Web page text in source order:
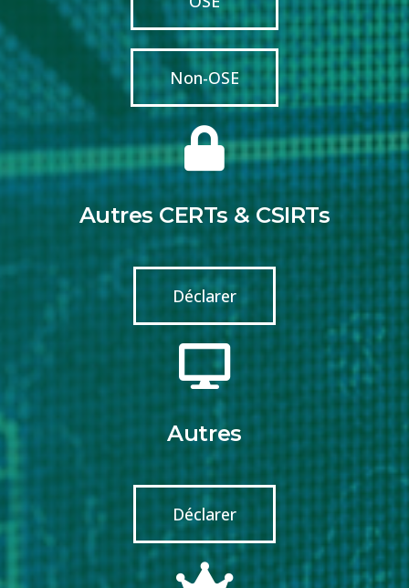
Non-OSE
Autres CERTs & CSIRTs
Déclarer
Autres
Déclarer